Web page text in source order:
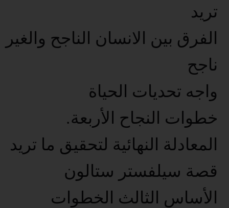
تريد
الفرق بين الانسان الناجح والغير
ناجح
واجه تحديات الحياة
خطوات النجاح الأربعة.
المعادلة النهائية لتحقيق ما تريد
قصة سيلفستر ستالون
الأساس الثالث الخطوات